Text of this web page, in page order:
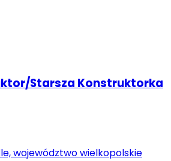
Starsza Konstruktorka
województwo wielkopolskie